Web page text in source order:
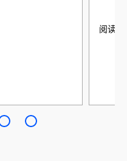
阅读博